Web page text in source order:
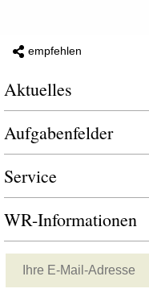
empfehlen
Aktuelles
Aufgabenfelder
Service
WR-Informationen